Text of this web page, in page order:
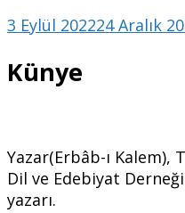
3 Eylül 202224 Aralık
Künye
Yazar(Erbâb-ı Kalem),
Dil ve Edebiyat
yazarı.